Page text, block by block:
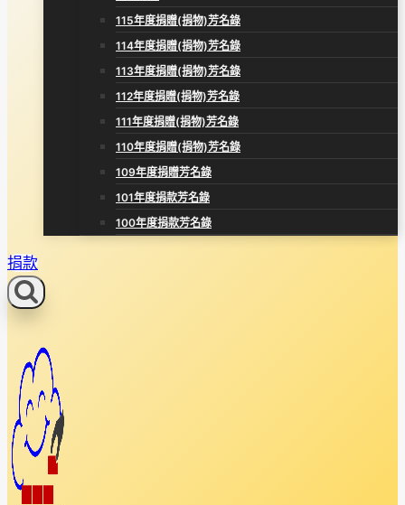
115年度捐贈(捐物)芳名錄
114年度捐贈(捐物)芳名錄
113年度捐贈(捐物)芳名錄
112年度捐贈(捐物)芳名錄
111年度捐贈(捐物)芳名錄
110年度捐贈(捐物)芳名錄
109年度捐贈芳名錄
101年度捐款芳名錄
100年度捐款芳名錄
捐款